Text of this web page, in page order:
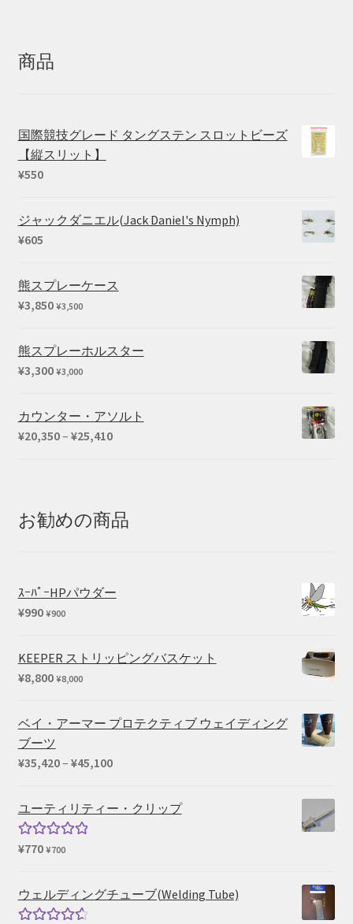
商品
国際競技グレード タングステン スロットビーズ
【縦スリット】
¥550
ジャックダニエル(Jack Daniel's Nymph)
¥605
熊スプレーケース
¥3,850 ¥3,500
熊スプレーホルスター
¥3,300 ¥3,000
カウンター・アソルト
¥20,350– ¥25,410価
–
¥25,410
お勧めの商品
ｽｰﾊﾟｰHPパウダー
¥990 ¥900
KEEPER ストリッピングバスケット
¥8,800 ¥8,000
ベイ・アーマー プロテクティブ ウェイディング
ブーツ
¥35,420– ¥45,100価
ユーティリティー・クリップ
5段階中
¥770 ¥700
ウェルディングチューブ(Welding Tube)